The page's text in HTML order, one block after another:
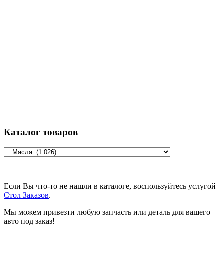
Каталог товаров
Если Вы что-то не нашли в каталоге, воспользуйтесь услугой
Стол Заказов.
Мы можем привезти любую запчасть или деталь для вашего
авто под заказ!